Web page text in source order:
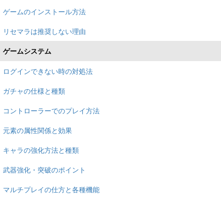
ゲームのインストール方法
リセマラは推奨しない理由
ゲームシステム
ログインできない時の対処法
ガチャの仕様と種類
コントローラーでのプレイ方法
元素の属性関係と効果
キャラの強化方法と種類
武器強化・突破のポイント
マルチプレイの仕方と各種機能